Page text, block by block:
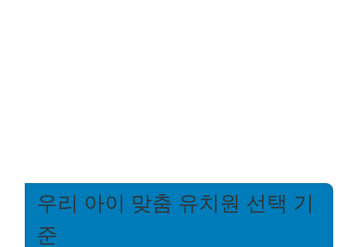
우리 아이 맞춤 유치원 선택 기
준